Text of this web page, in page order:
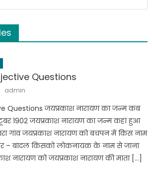
Questions
admin
Questions जयप्रकाश नारायण का जन्म कब
1902 जयप्रकाश नारायण का जन्म कहां हुआ
गांव जयप्रकाश नारायण को बचपन में किस नाम
– बादल किसको लोकनायक के नाम से जाना
नारायण को जयप्रकाश नारायण की माता […]